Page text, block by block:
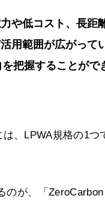
や低コスト、長距
用範囲が広がって
把握することがで
、LPWA規格の1
が、「ZeroCarbon